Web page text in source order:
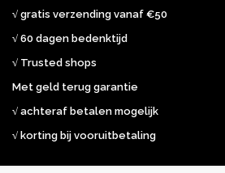
√ gratis verzending vanaf €50
√ 60 dagen bedenktijd
√ Trusted shops
Met geld terug garantie
√ achteraf betalen mogelijk
√ korting bij vooruitbetaling